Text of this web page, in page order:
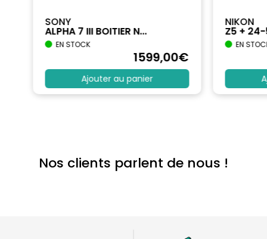
SONY
ALPHA 7 III BOITIER N...
EN STOCK
1599,00€
Ajouter au panier
NIKON
Z5 +
EN
Nos clients parlent de nous !